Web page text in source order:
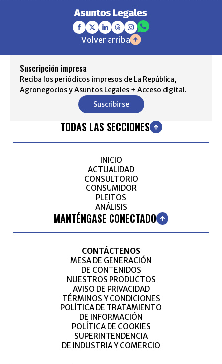
Volver arriba
Suscripción impresa
Reciba los periódicos impresos de La República,
Agronegocios y Asuntos Legales + Acceso digital.
Suscribirse
TODAS LAS SECCIONES
INICIO
ACTUALIDAD
CONSULTORIO
CONSUMIDOR
PLEITOS
ANÁLISIS
MANTÉNGASE CONECTADO
CONTÁCTENOS
MESA DE GENERACIÓN
DE CONTENIDOS
NUESTROS PRODUCTOS
AVISO DE PRIVACIDAD
TÉRMINOS Y CONDICIONES
POLÍTICA DE TRATAMIENTO
DE INFORMACIÓN
POLÍTICA DE COOKIES
SUPERINTENDENCIA
DE INDUSTRIA Y COMERCIO